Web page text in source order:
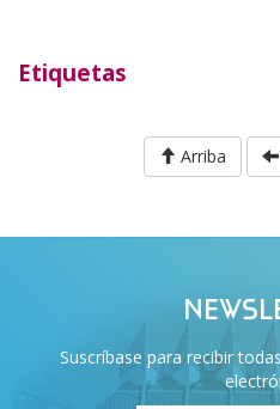
Etiquetas
Arriba
Suscríbase para recibir